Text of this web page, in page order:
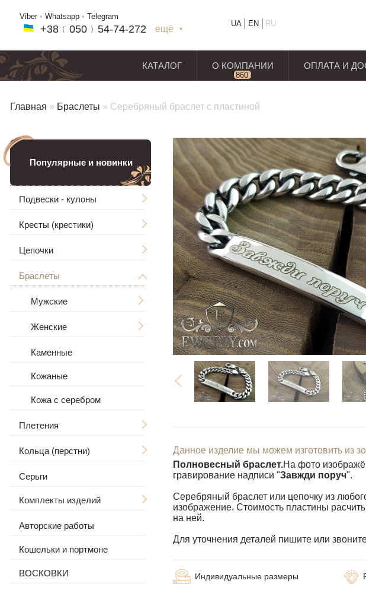
Viber • Whatsapp • Telegram
+38﹙ 050 ﹚54-74-272 ещё
+38(068) 97
RU
UA EN
КАТАЛОГ О КОМПАНИИ
860 отзывов
ОПЛАТА И
Главная » Браслеты » Серебряный браслет с пластиной
Популярные и новинки
Подвески - кулоны
Мужские
Большие
Ладанки
Дерево Жизни
Знаки зодиака
В виде собаки
Кресты (крестики)
Без распятия
С распятием
Мужские
Большие
Женские
Цепочки
Мужские
Большие / Толстые
Женские
Браслеты
Мужские
Большие / Толстые
Женские
С камнями
Каменные
Кожаные
Кожа с серебром
Плетения
Ручная вязка
Рамзес
Бисмарк
Якорное (якорь) с
гранями
Панцирное (Панцирь)
Византийское
Литьё
Кольца (перстни)
Мужские
С черепом
С волком
С камнями
Без камней
Женские
С камнями
Без камней
Серьги
Комплекты изделий
Серьги и кольцо
Цепочка с подвеской
Авторские работы
Кошельки и портмоне
ВОСКОВКИ
Данное изделие мы можем изготовить из
Полновесный браслет.На фото
гравирование надписи "Завжди поруч".
Серебряный браслет или цепочку из
изображение. Стоимость пластины
на ней.
Для уточнения деталей пишите или
Индивидуальные размеры